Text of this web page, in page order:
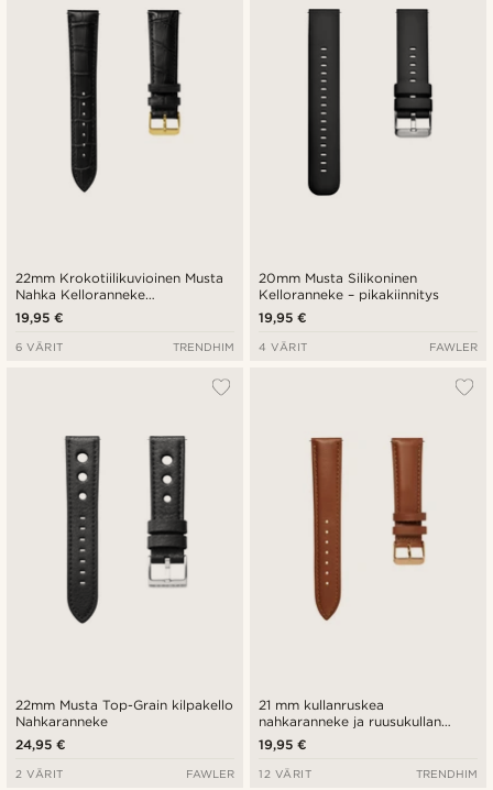
22mm Krokotiilikuvioinen Musta
Nahka Kelloranneke
Kullansävyisellä Soljella –
pikakiinnitys
19,95 €
6 VÄRIT TRENDHIM
20mm Musta Silikoninen
Kelloranneke – pikakiinnitys
19,95 €
4 VÄRIT FAWLER
22mm Musta Top-Grain kilpakello
Nahkaranneke
24,95 €
2 VÄRIT FAWLER
21 mm kullanruskea
nahkaranneke ja ruusukullan
värinen solki - pikalukitus
19,95 €
12 VÄRIT TRENDHIM